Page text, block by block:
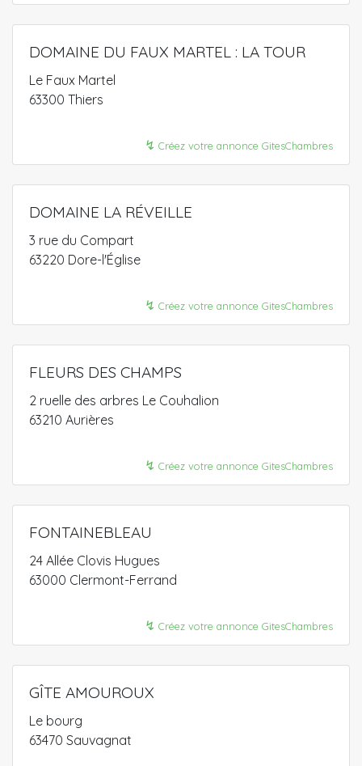
DOMAINE DU FAUX MARTEL : LA TOUR
Le Faux Martel
63300 Thiers
↯ Créez votre annonce GitesChambres
DOMAINE LA RÉVEILLE
3 rue du Compart
63220 Dore-l'Église
↯ Créez votre annonce GitesChambres
FLEURS DES CHAMPS
2 ruelle des arbres Le Couhalion
63210 Aurières
↯ Créez votre annonce GitesChambres
FONTAINEBLEAU
24 Allée Clovis Hugues
63000 Clermont-Ferrand
↯ Créez votre annonce GitesChambres
GÎTE AMOUROUX
Le bourg
63470 Sauvagnat